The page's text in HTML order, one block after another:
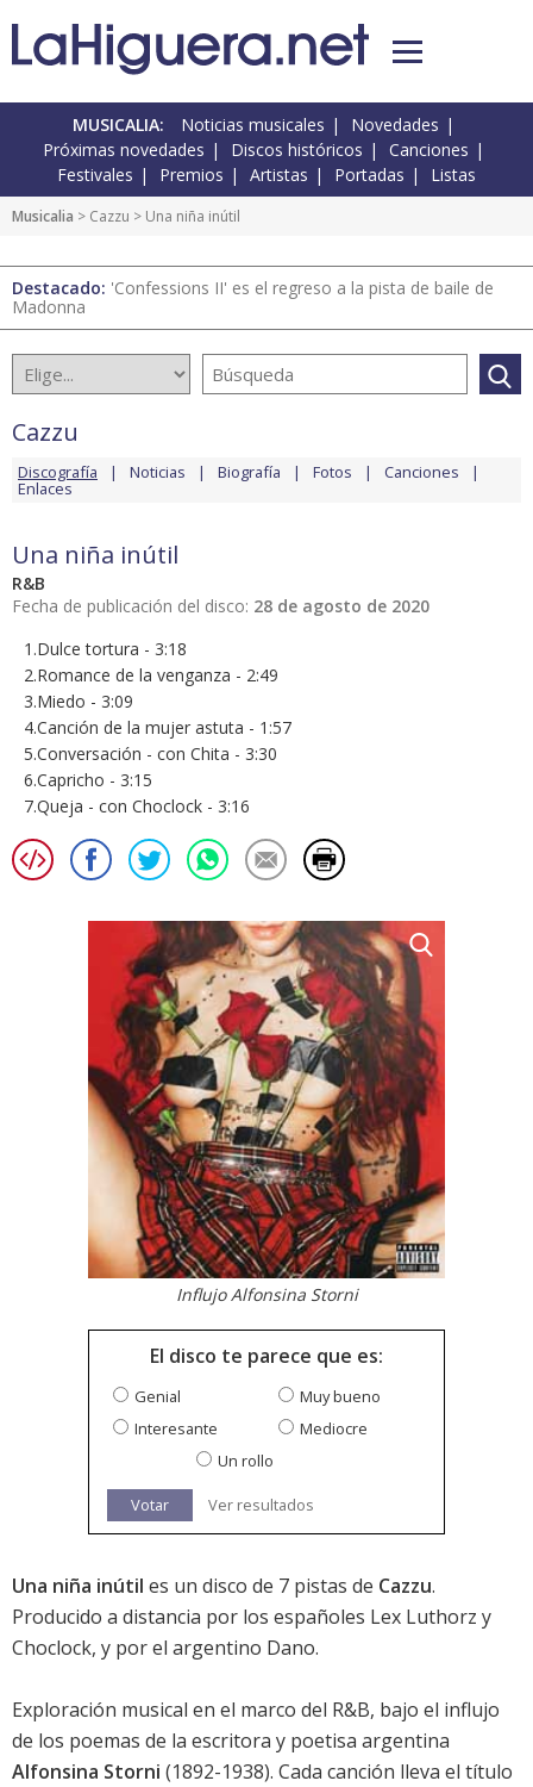
MUSICALIA: Noticias musicales
Novedades
Próximas novedades
Discos históricos
Canciones
Festivales
Premios Artistas Portadas Listas
Musicalia > Cazzu > Una niña inútil
Destacado: 'Confessions II' es el regreso a la pista de baile de
Madonna
Cazzu
Discografía Noticias Biografía Fotos Canciones
Enlaces
Una niña inútil
R&B
Fecha de publicación del disco: 28 de agosto de 2020
1.Dulce tortura - 3:18
2.Romance de la venganza - 2:49
3.Miedo - 3:09
4.Canción de la mujer astuta - 1:57
5.Conversación - con Chita - 3:30
6.Capricho - 3:15
7.Queja - con Choclock - 3:16
Influjo Alfonsina Storni
El disco te parece que es:
Genial
Muy bueno
Interesante
Mediocre
Un rollo
Votar Ver resultados
Una niña inútil es un disco de 7 pistas de Cazzu.
Producido a distancia por los españoles Lex Luthorz y
Choclock, y por el argentino Dano.
Exploración musical en el marco del R&B, bajo el influjo
de los poemas de la escritora y poetisa argentina
Alfonsina Storni (1892-1938). Cada canción lleva el título